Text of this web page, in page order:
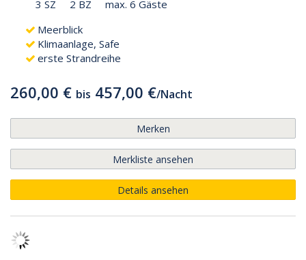
3 SZ 2 BZ
max. 6 Gäste
Meerblick
Klimaanlage, Safe
erste Strandreihe
260,00 € bis 457,00 €/Nacht
Merken
Merkliste ansehen
Details ansehen